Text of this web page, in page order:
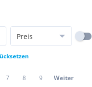
Preis
7 8 9 Weiter